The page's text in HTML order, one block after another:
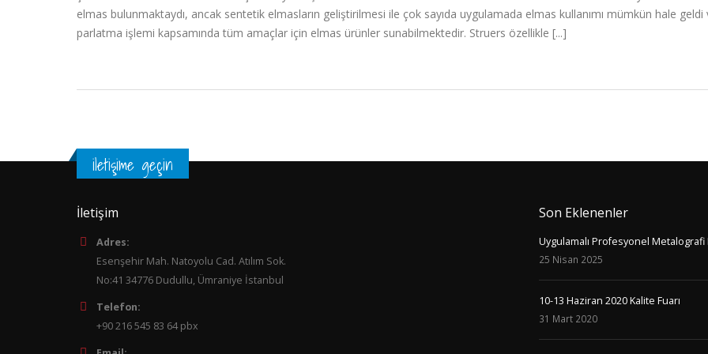
elmas bulunmaktaydı, ancak sentetik elmasların geliştirilmesi ile çok sayıda uygulamada elmas kullanımı mümkün hale
parlatma işlemi kapsamında tüm amaçlar için elmas ürünler sunabilmektedir. Struers özellikle [...]
iletişime geçin
İletişim
Adres:
Esenşehir Mah. Natoyolu Cad. Atılım Sok.
No:41 34776 Dudullu, Ümraniye İstanbul
Telefon:
+90 216 545 83 64 pbx
Son Eklenenler
Uygulamalı Profesyonel Metalografi
25 Nisan 2025
10-13 Haziran 2020 Kalite Fuarı
31 Mart 2020